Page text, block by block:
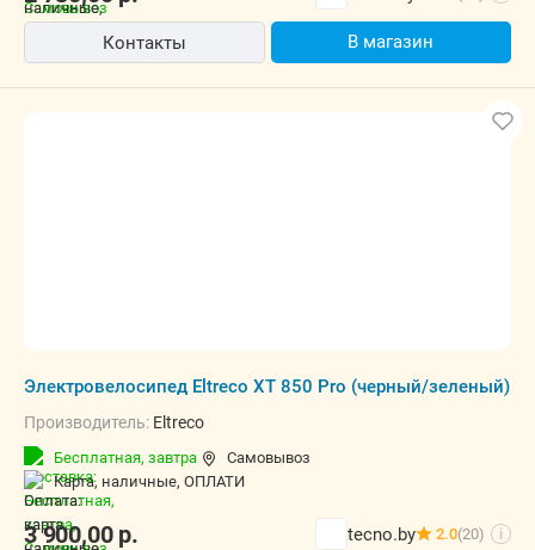
Контакты В магазин
Электровелосипед Eltreco XT 850 Pro (черный/зеленый)
Производитель: Eltreco
Бесплатная, завтра
Самовывоз
карта, наличные, ОПЛАТИ
3 900,00р. tecno.by 2.0(20) i